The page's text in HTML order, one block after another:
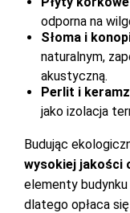
odporna na
Słoma i
naturalnym,
akustyczną.
Perlit i
jako izolacja
Budując
wysokiej jakości
elementy
dlatego opłaca